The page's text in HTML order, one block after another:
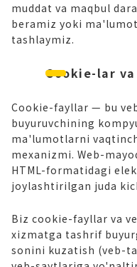
muddat va maqbul
beramiz yoki
tashlaymiz.
Cookie-lar
Cookie-fayllar — bu
buyuruvchining
ma'lumotlarni
mexanizmi. Web-
HTML-formatidagi
joylashtirilgan juda
Biz cookie-fayllar va
xizmatga tashrif
sonini kuzatish (veb-